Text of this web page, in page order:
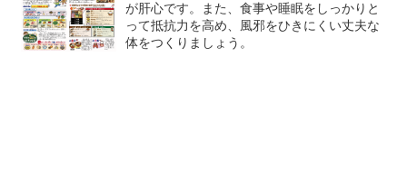
が肝心です。また、食事や睡眠をしっかりと
って抵抗力を高め、風邪をひきにくい丈夫な
体をつくりましょう。